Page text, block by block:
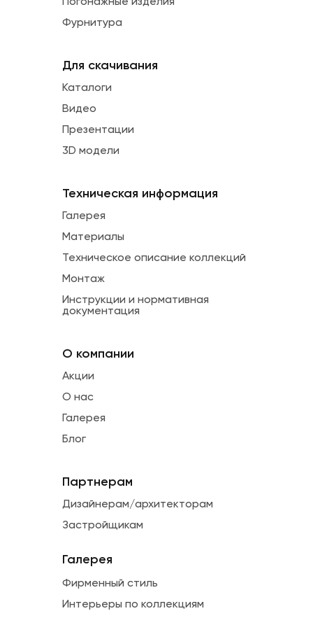
Погонажные изделия
Фурнитура
Для скачивания
Каталоги
Видео
Презентации
3D модели
Техническая информация
Галерея
Материалы
Техническое описание коллекций
Монтаж
Инструкции и нормативная
документация
О компании
Акции
О нас
Галерея
Блог
Партнерам
Дизайнерам/архитекторам
Застройщикам
Галерея
Фирменный стиль
Интерьеры по коллекциям